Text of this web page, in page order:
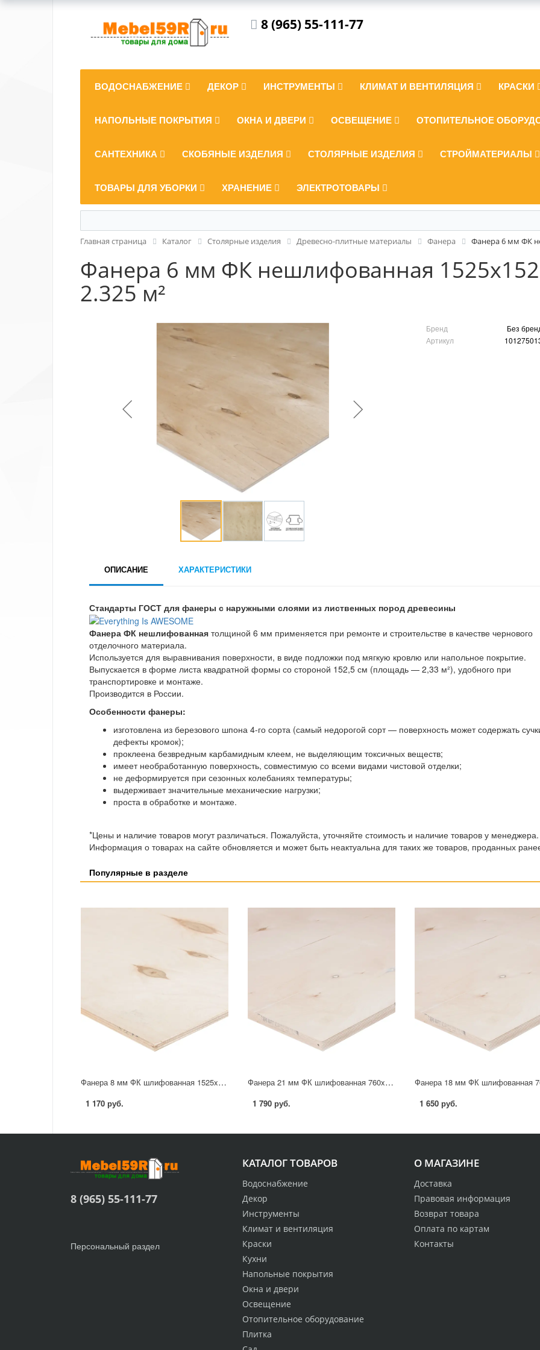
8 (965) 55-111-77
ВОДОСНАБЖЕНИЕ ДЕКОР ИНСТРУМЕНТЫ КЛИМАТ И ВЕНТИЛЯЦИЯ КРАСКИ
НАПОЛЬНЫЕ ПОКРЫТИЯ ОКНА И ДВЕРИ ОСВЕЩЕНИЕ ОТОПИТЕЛЬНОЕ
САНТЕХНИКА СКОБЯНЫЕ ИЗДЕЛИЯ СТОЛЯРНЫЕ ИЗДЕЛИЯ СТРОЙМАТЕРИАЛЫ
ТОВАРЫ ДЛЯ УБОРКИ ХРАНЕНИЕ ЭЛЕКТРОТОВАРЫ
Главная страница Каталог Столярные изделия Древесно-плитные материалы Фанера Фанера 6 мм ФК
Фанера 6 мм ФК нешлифованная
2.325 м²
Бренд
Без
Артикул
ОПИСАНИЕ ХАРАКТЕРИСТИКИ
Стандарты ГОСТ для фанеры с наружными слоями из лиственных пород древесины
Фанера ФК нешлифованная толщиной 6 мм применяется при ремонте и строительстве в качестве чернового
отделочного материала.
Используется для выравнивания поверхности, в виде подложки под мягкую кровлю или напольное покрытие.
Выпускается в форме листа квадратной формы со стороной 152,5 см (площадь — 2,33 м²), удобного при
транспортировке и монтаже.
Производится в России.
Особенности фанеры:
изготовлена из березового шпона 4-го сорта (самый недорогой сорт — поверхность может содержать
дефекты кромок);
проклеена безвредным карбамидным клеем, не выделяющим токсичных веществ;
имеет необработанную поверхность, совместимую со всеми видами чистовой отделки;
не деформируется при сезонных колебаниях температуры;
выдерживает значительные механические нагрузки;
проста в обработке и монтаже.
*Цены и наличие товаров могут различаться. Пожалуйста, уточняйте стоимость и наличие товаров у менеджера.
Информация о товарах на сайте обновляется и может быть неактуальна для таких же товаров, проданных
Популярные в разделе
Фанера 8 мм ФК шлифованная 1525x1525 мм сорт 3/4 2.325 м²
1 170 руб.
Фанера 21 мм ФК шлифованная 760x760 мм сорт 2/4 0.578 м²
1 790 руб. 1 650 руб.
О МАГАЗИНЕ
Доставка
Правовая информация
Возврат товара
Оплата по картам
Контакты
КАТАЛОГ ТОВАРОВ
Водоснабжение
Декор
Инструменты
Климат и вентиляция
Краски
Кухни
Напольные покрытия
Окна и двери
Освещение
Отопительное оборудование
Плитка
8 (965) 55-111-77
Персональный раздел